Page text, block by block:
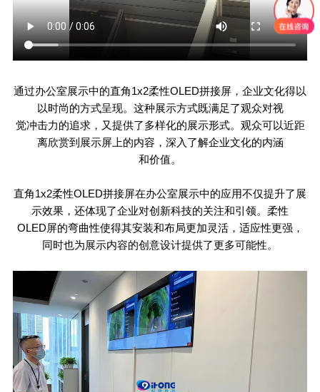
通过办公室展示中的直角1x2柔性OLED拼接屏，企业文化得以
以时尚的方式呈现。这种展示方式既满足了观众对视
觉冲击力的追求，又提供了多样化的展示形式。观众可以近距
离欣赏到展示屏上的内容，深入了解企业文化的内涵
和价值。
直角1x2柔性OLED拼接屏在办公室展示中的应用不仅提升了展
示效果，还体现了企业对创新科技的关注和引领。柔性
OLED屏的弯曲性使得其安装和布局更加灵活，适应性更强，
同时也为展示内容的创意设计提供了更多可能性。